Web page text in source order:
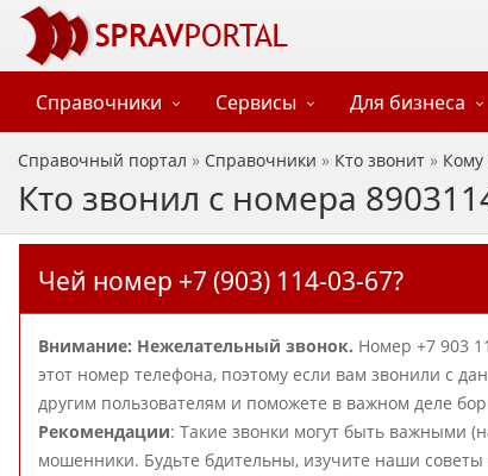
Справочники Сервисы Для бизнеса
Справочный портал » Справочники » Кто звонит » Кому
Кто звонил с номера
Чей номер +7 (903) 114-03-67?
Внимание: Нежелательный звонок. Номер +7 903
этот номер телефона, поэтому если вам звонили с
другим пользователям и поможете в важном деле
Рекомендации: Такие звонки могут быть важными
мошенники. Будьте бдительны, изучите наши